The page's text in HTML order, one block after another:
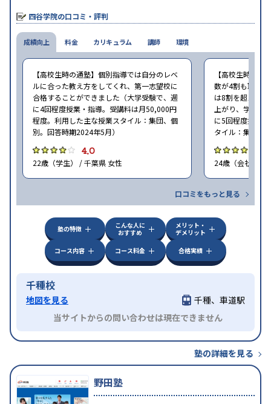
四谷学院の口コミ・評判
成績向上
【高校生時の通塾】個別指導では自分のレベ
ルに合った教え方をしてくれ、第一志望校に
合格することができました（大学受験で、週
に4回程度授業・指導。受講料は月50,000円
程度。利用した主な授業スタイル：集団、個
別。回答時期2024年5月）
4.0
22歳（学生） / 千葉県 女性
【高校生時の通
数が4割も取れ
は8割を超える
上がり、学年上
に5回程度授業
タイル：集団、
24歳（会社員<
口コミをもっと見る
料金 カリキュラム 講師 環境
塾の特徴
こんな人に
おすすめ
メリット・
デメリット
コース内容
コース料金 合格実績
千種校
地図を見る
千種、車道駅
当サイトからの問い合わせは現在できません
塾の詳細を見る
野田塾